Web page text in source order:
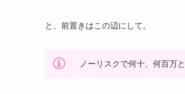
と、前置きはこの辺にして。
ノーリスクで何十、何百万